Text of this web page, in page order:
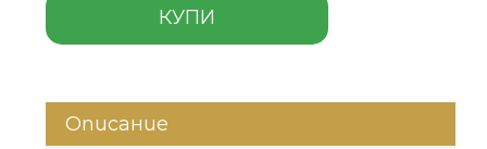
КУПИ
Описание